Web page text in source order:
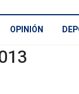
OPINIÓN